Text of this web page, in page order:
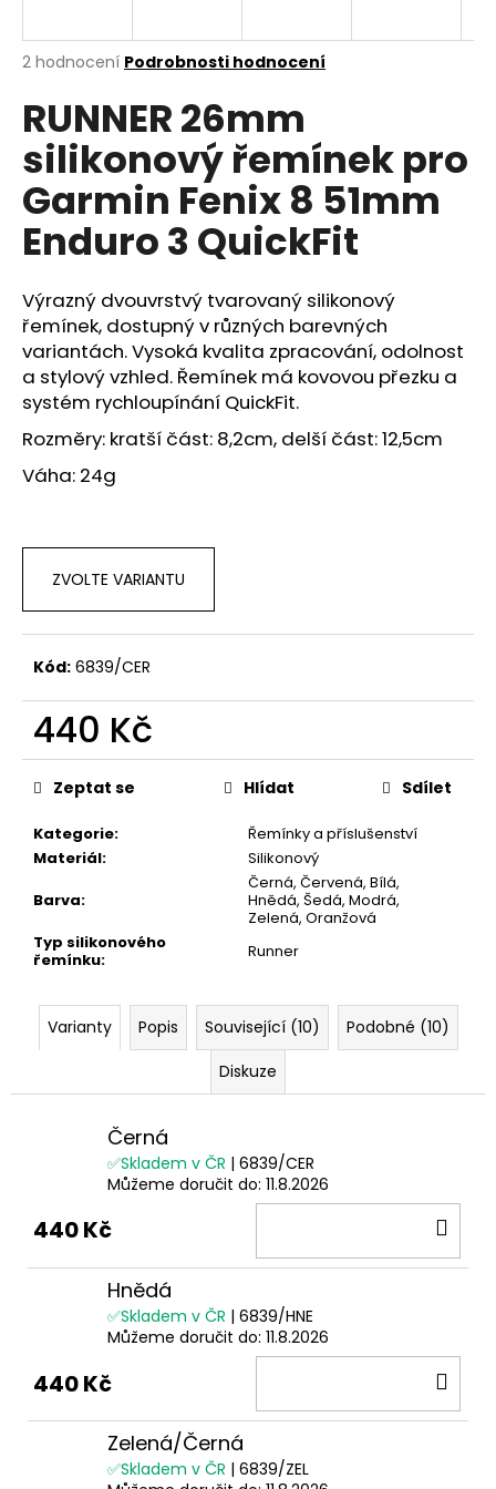
Průměrné
produktu
je
z
5
hvězdiček.
2 hodnocení Podrobnosti hodnocení
RUNNER 26mm
silikonový řemínek pro
Garmin Fenix 8 51mm
Enduro 3 QuickFit
Výrazný dvouvrstvý tvarovaný silikonový
řemínek, dostupný v různých barevných
variantách. Vysoká kvalita zpracování, odolnost
a stylový vzhled. Řemínek má kovovou přezku a
systém rychloupínání QuickFit.
Rozměry: kratší část: 8,2cm, delší část: 12,5cm
Váha: 24g
ZVOLTE VARIANTU
Kód: 6839/CER
440 Kč
Měrná
cena:
Kategorie:
Řemínky a příslušenství
Materiál:
Silikonový
Barva:
Černá, Červená, Bílá,
Hnědá, Šedá, Modrá,
Zelená, Oranžová
Typ silikonového
řemínku: Runner
Zeptat se Hlídat Sdílet
Varianty Popis Související (10)
Podobné (10)
Diskuze
Černá
✅Skladem v ČR | 6839/CER
Můžeme doručit do: 11.8.2026
440 Kč
Hnědá
✅Skladem v ČR | 6839/HNE
Můžeme doručit do: 11.8.2026
440 Kč
Zelená/Černá
✅Skladem v ČR | 6839/ZEL
j
t
?
HLEDAT
D
o
p
o
r
u
j
e